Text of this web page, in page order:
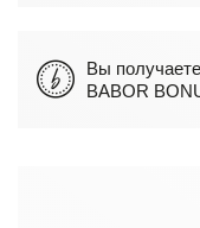
Вы
BABOR